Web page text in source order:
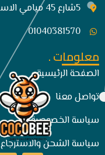
5شارع 45 ميامي الاسكندريه
01040381570
معلومات .
الصفحة الرئيسية
تواصل معنا
سياسة الخصوصية
سياسة الشحن والاسترجاع